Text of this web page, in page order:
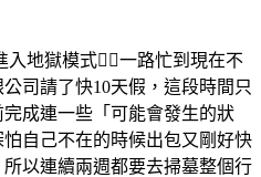
地獄模式😵‍💫一路忙到現在不
司請了快10天假，這段時間只
成連一些「可能會發生的狀
自己不在的時候出包又剛好快
以連續兩週都要去掃墓整個行